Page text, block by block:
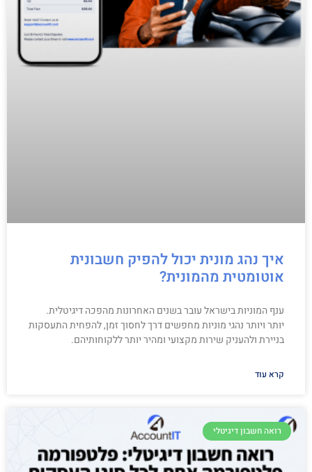
איך נהג מונית יכול להפיק חשבונית
אוטומטית מהמונית?
ענף המוניות בישראל עובר בשנים האחרונות מהפכה דיגיטלית.
יותר ויותר נהגי מוניות מחפשים דרך לחסוך זמן, להפחית התעסקות
בניירת ולהעניק שירות מקצועי ומהיר יותר ללקוחותיהם.
קרא עוד
רואה חשבון דיגיטלי